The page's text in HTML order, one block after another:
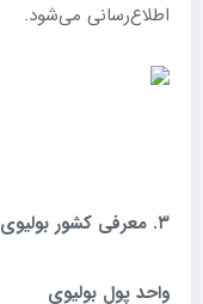
اطلاع‌رسانی می‌شود.
۳. معرفی کشور بولیوی
واحد پول بولیوی